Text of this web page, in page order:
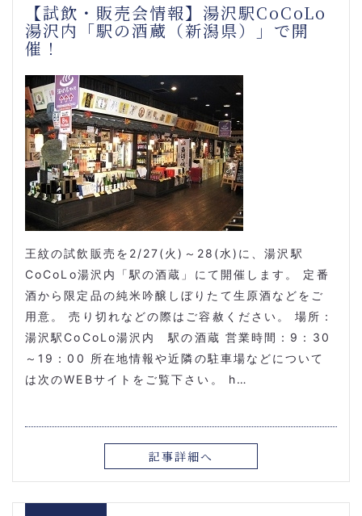
【試飲・販売会情報】湯沢駅CoCoLo
湯沢内「駅の酒蔵（新潟県）」で開
催！
王紋の試飲販売を2/27(火)～28(水)に、湯沢駅
CoCoLo湯沢内「駅の酒蔵」にて開催します。 定番
酒から限定品の純米吟醸しぼりたて生原酒などをご
用意。 売り切れなどの際はご容赦ください。 場所：
湯沢駅CoCoLo湯沢内 駅の酒蔵 営業時間：9：30
～19：00 所在地情報や近隣の駐車場などについて
は次のWEBサイトをご覧下さい。 h…
記事詳細へ